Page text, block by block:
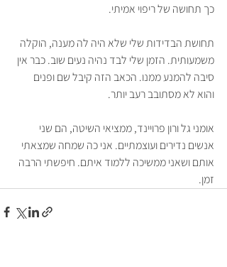
כך תחושה של ריפוי אמיתי.
תחושת הבדידות שלי שלא היה לה מענה, הוקלה
משמעותית. הזמן שלי לבד נהיה נעים שוב. כבר אין
סיבה להמנע ממנו. הכאב הזה קיבל שם ופנים
והוא לא מסתובב רעב יותר.
אומני גל ורון פרויינד, ממציאי השיטה, הם שני
אנשים נדירים ועוצמתיים. אני כה שמחה שמצאתי
אותם ושאני ממשיכה ללמוד איתם. חיפשתי הרבה
זמן.